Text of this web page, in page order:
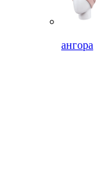
ангора